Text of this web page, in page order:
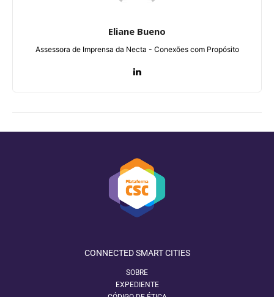
Eliane Bueno
Assessora de Imprensa da Necta - Conexões com Propósito
CONNECTED SMART CITIES
SOBRE
EXPEDIENTE